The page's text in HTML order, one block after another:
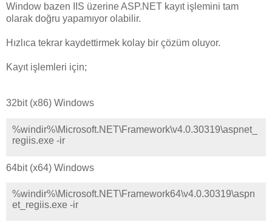
Window bazen IIS üzerine ASP.NET kayıt işlemini tam
olarak doğru yapamıyor olabilir.
Hızlıca tekrar kaydettirmek kolay bir çözüm oluyor.
Kayıt işlemleri için;
32bit (x86) Windows
%windir%\Microsoft.NET\Framework\v4.0.30319\aspnet_
regiis.exe -ir
64bit (x64) Windows
%windir%\Microsoft.NET\Framework64\v4.0.30319\aspn
et_regiis.exe -ir